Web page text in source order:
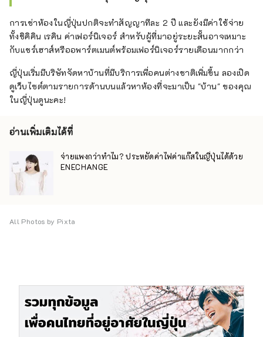
การเช่าห้องในญี่ปุ่นปกติจะทำสัญญาทีละ 2 ปี และยังมีค่าใช้จ่าย
ทั้งชิคิคิน เรคิน ค่าเฟอร์นิเจอร์ สำหรับผู้ที่มาอยู่ระยะสั้นอาจเหมาะ
กับแชร์เฮาส์หรืออพาร์ตเมนต์พร้อมเฟอร์นิเจอร์รายเดือนมากกว่า
ญี่ปุ่นเริ่มมีบริษัทจัดหาบ้านที่มีบริการเพื่อคนต่างชาติเพิ่มขึ้น ลองเปิด
ดูเว็บไซต์ตามรายการด้านบนแล้วหาห้องที่จะมาเป็น "บ้าน" ของคุณ
ในญี่ปุ่นดูนะคะ!
อ่านเพิ่มเติมได้ที่
จ่ายแพงกว่าทำไม? ประหยัดค่าไฟค่าแก๊สในญี่ปุ่นได้ด้วย
ENECHANGE
All Photos by Pixta